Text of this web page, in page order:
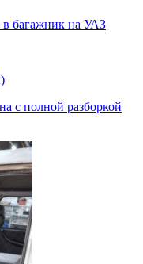
в багажник на УАЗ
с полной разборкой